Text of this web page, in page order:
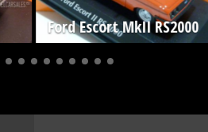
Ford Escort MkII RS2000